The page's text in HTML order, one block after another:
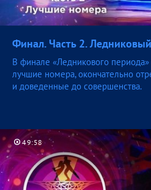
Финал. Часть 2.
В финале «Ледникового периода»
лучшие номера, окончательно
и доведенные до совершенства.
49:58